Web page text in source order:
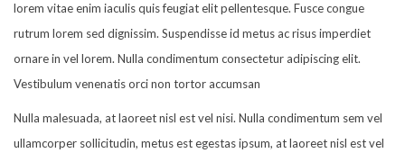
lorem vitae enim iaculis quis feugiat elit pellentesque. Fusce congue
rutrum lorem sed dignissim. Suspendisse id metus ac risus imperdiet
ornare in vel lorem. Nulla condimentum consectetur adipiscing elit.
Vestibulum venenatis orci non tortor accumsan
Nulla malesuada, at laoreet nisl est vel nisi. Nulla condimentum sem vel
ullamcorper sollicitudin, metus est egestas ipsum, at laoreet nisl est vel